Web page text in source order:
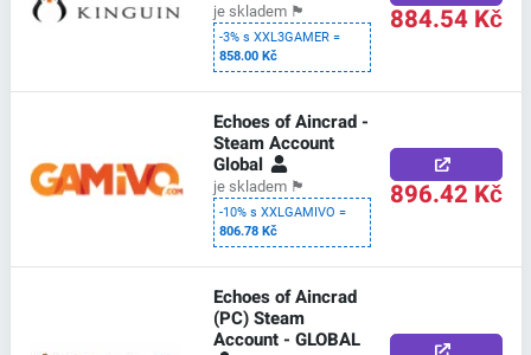
je skladem 🏴
-3% s XXL3GAMER =
858.00 Kč
884.54 Kč
Echoes of Aincrad -
Steam Account
Global
je skladem 🏴
-10% s XXLGAMIVO =
806.78 Kč
896.42 Kč
Echoes of Aincrad
(PC) Steam
Account - GLOBAL